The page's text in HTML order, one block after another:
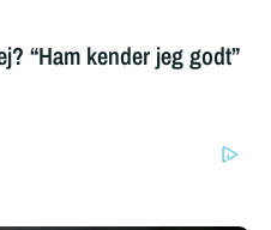
“Ham kender jeg godt”